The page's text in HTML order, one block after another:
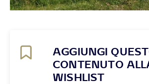
AGGIUNGI
CONTENUTO
WISHLIST